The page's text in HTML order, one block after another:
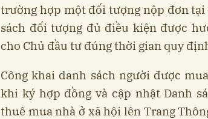
trường hợp một đối tượng nộp đơn
sách đối tượng đủ điều kiện được
cho Chủ đầu tư đúng thời gian quy
Công khai danh sách người được
khi ký hợp đồng và cập nhật Danh
thuê mua nhà ở xã hội lên Trang